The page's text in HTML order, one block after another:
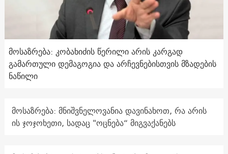
მოსაზრება: კობახიძის წერილი არის კარგად
გამართული დემაგოგია და არჩევნებისთვის მზადების
ნაწილი
მოსაზრება: მნიშვნელოვანია დავინახოთ, რა არის
ის ჯოჯოხეთი, სადაც "ოცნება“ მიგვაქანებს